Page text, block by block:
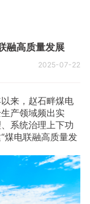
融高质量发展
2025-07-22
来，赵石畔煤电
产领域频出实
系统治理上下功
煤电联融高质量发